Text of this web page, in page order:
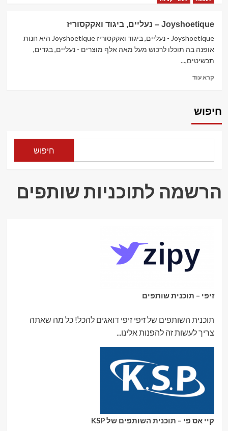
–
ביגוד,
אביזרים
בעברית!
Joyshoetique – נעליים, ביגוד ואקקסוריז
Joyshoetique - נעליים, ביגוד ואקקסוריז Joyshoetique היא חנות
אופנה בה תוכלו לרכוש מעל מאה אלף מוצרים - נעליים, בגדים,
תכשיטים,...
קרא עודRead
נעליים,
חיפוש
חיפוש
הרשמה לתוכניות שותפים
זיפי – תוכנית שותפים
תוכנית השותפים של זיפי זיפי דואגים להכל! כל מה שאתה
צריך לעשות זה להפנות אלינו...
קיי אס פי – תוכנית השותפים של KSP